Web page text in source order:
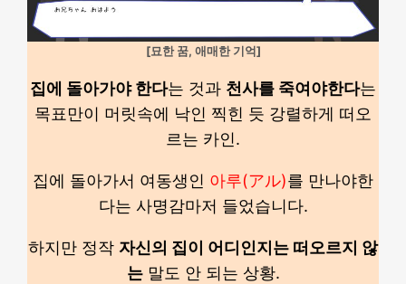
[묘한 꿈, 애매한 기억]
집에 돌아가야 한다는 것과 천사를 죽여야한다는
목표만이 머릿속에 낙인 찍힌 듯 강렬하게 떠오
르는 카인.
집에 돌아가서 여동생인 아루(アル)를 만나야한
다는 사명감마저 들었습니다.
하지만 정작 자신의 집이 어디인지는 떠오르지 않
는말도 안 되는 상황.